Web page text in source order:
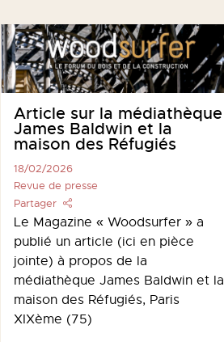
Article sur la médiathèque
James Baldwin et la
maison des Réfugiés
18/02/2026
Revue de presse
Partager
Le Magazine « Woodsurfer » a
publié un article (ici en pièce
jointe) à propos de la
médiathèque James Baldwin et la
maison des Réfugiés, Paris
XIXème (75)